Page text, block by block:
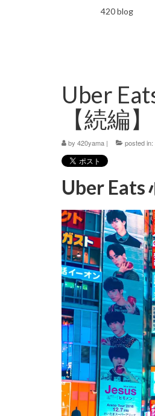
420 blog
Uber
【続編】
by 420yama | posted in:
Uber Eats